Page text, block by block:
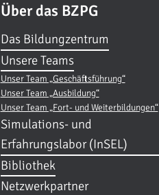
Über das BZPG
Das Bildungzentrum
Unsere Teams
Unser Team „Geschäftsführung“
Unser Team „Ausbildung“
Unser Team „Fort- und Weiterbildungen“
Simulations- und
Erfahrungslabor (InSEL)
Bibliothek
Netzwerkpartner